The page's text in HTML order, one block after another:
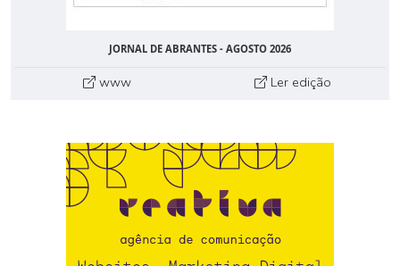
JORNAL DE ABRANTES - AGOSTO 2026
www Ler edição